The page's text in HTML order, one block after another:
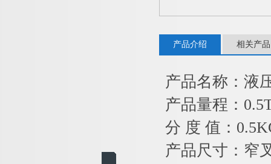
产品介绍 相关产品
产品名称：液
产品量程：
分 度 值：
产品尺寸：窄